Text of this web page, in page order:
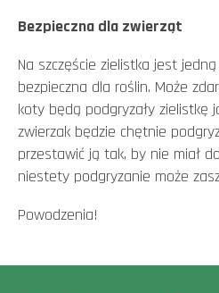
Bezpieczna dla zwierząt
Na szczęście zielistka jest
bezpieczna dla roślin. Może
koty będą podgryzały zielistkę
zwierzak będzie chętnie
przestawić ją tak, by nie miał
niestety podgryzanie może
Powodzenia!